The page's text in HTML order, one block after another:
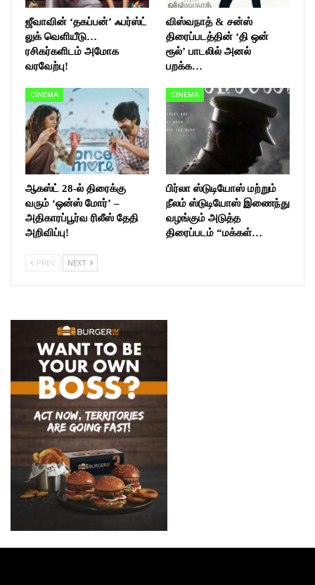
ஜீவாவின் ‘தகப்பன்’ ஃபர்ஸ்ட்
லுக் வெளியீடு…
ரசிகர்களிடம் அமோக
வரவேற்பு!
விஸ்வநாத் & சன்ஸ்
திரைப்படத்தின் ‘தி ஒன்
ரூல்’ பாடலில் அனல்
பறக்க…
CINEMA
ஆகஸ்ட் 28-ல் திரைக்கு
வரும் ‘ஒன்ஸ் மோர்’ –
அதிகாரப்பூர்வ ரிலீஸ் தேதி
அறிவிப்பு!
CINEMA
பிர்லா ஸ்டுடியோஸ் மற்றும்
நீலம் ஸ்டுடியோஸ் இணைந்து
வழங்கும் அடுத்த
திரைப்படம் “மக்கள்…
PREV NEXT